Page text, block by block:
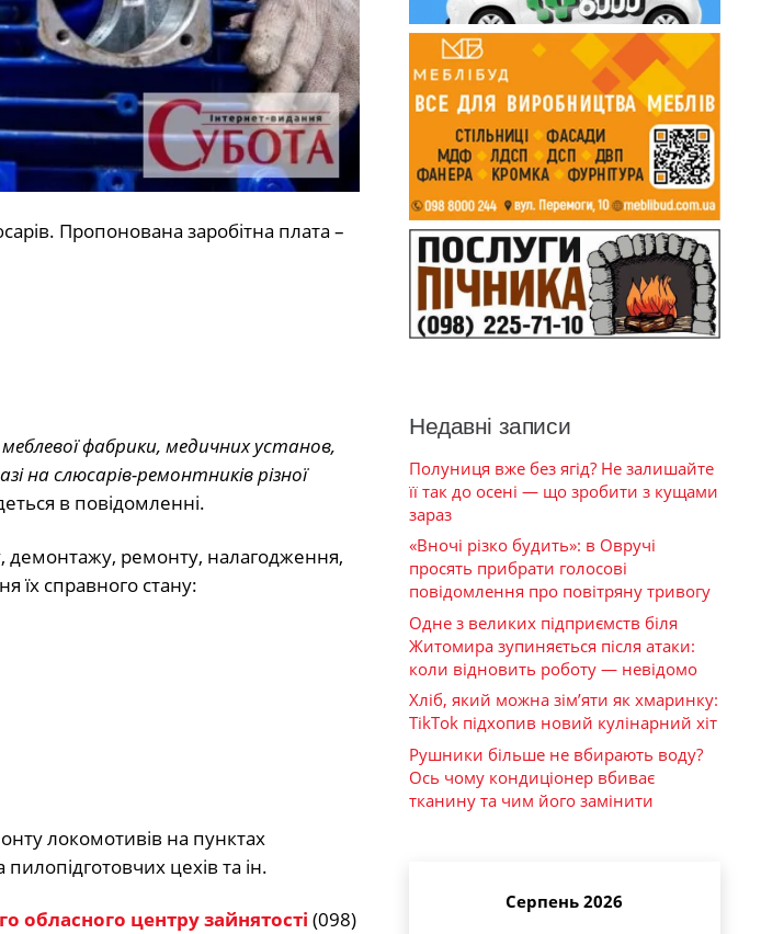
Пропонована заробітна плата –
фабрики, медичних установ,
на слюсарів-ремонтників різної
в повідомленні.
демонтажу, ремонту, налагодження,
їх справного стану:
локомотивів на пунктах
цехів та ін.
центру зайнятості (098)
Недавні записи
Полуниця вже без ягід? Не залишайте
її так до осені — що зробити з кущами
зараз
«Вночі різко будить»: в Овручі
просять прибрати голосові
повідомлення про повітряну тривогу
Одне з великих підприємств біля
Житомира зупиняється після атаки:
коли відновить роботу — невідомо
Хліб, який можна зім’яти як хмаринку:
TikTok підхопив новий кулінарний хіт
Рушники більше не вбирають воду?
Ось чому кондиціонер вбиває
тканину та чим його замінити
Серпень 2026